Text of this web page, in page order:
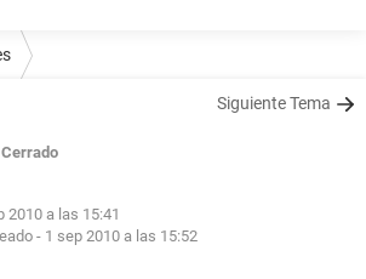
Siguiente Tema
Cerrado
2010 a las 15:41
- 1 sep 2010 a las 15:52